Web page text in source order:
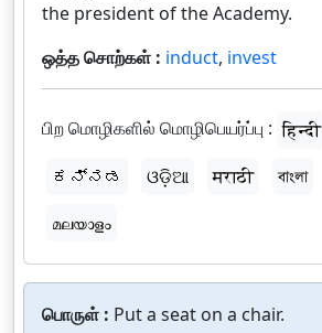
the president of the Academy.
ஒத்த சொற்கள் : induct, invest
பிற மொழிகளில் மொழிபெயர்ப்பு : हिन्दी
ಕನ್ನಡ
ଓଡ଼ିଆ मराठी বাংলা
മലയാളം
பொருள் : Put a seat on a chair.